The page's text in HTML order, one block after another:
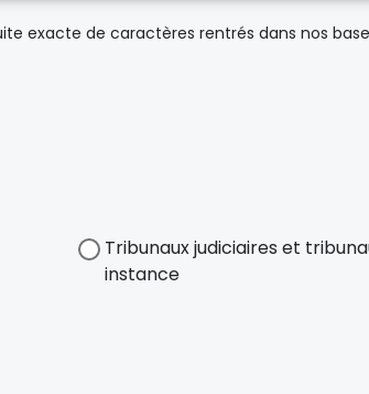
exacte de caractères rentrés dans nos
Tribunaux judiciaires et
instance